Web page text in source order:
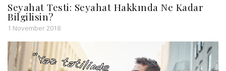
Seyahat Testi: Seyahat Hakkında Ne Kadar
Bilgilisin?
1 November 2018